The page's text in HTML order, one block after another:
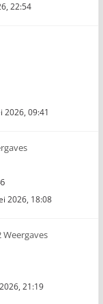
22:54
2026, 09:41
2026, 18:08
Weergaves
21:19